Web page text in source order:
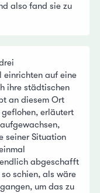
also fand sie zu
einrichten auf eine
ihre städtischen
an diesem Ort
geflohen, erläutert
seiner Situation
abgeschafft
schien, als wäre
um das zu